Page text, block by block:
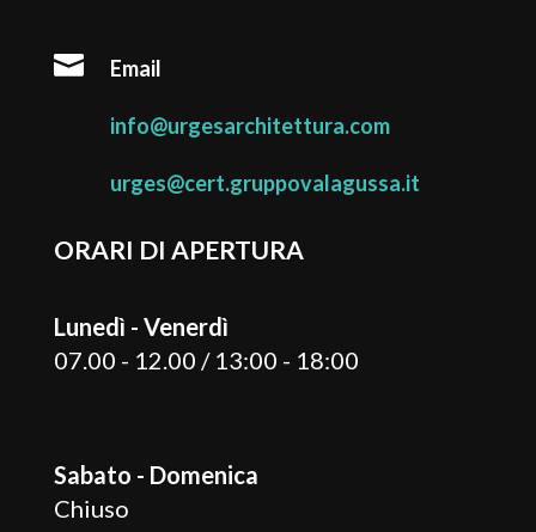
 Email
info@urgesarchitettura.com
urges@cert.gruppovalagussa.it
ORARI DI APERTURA
Lunedì - Venerdì
07.00 - 12.00 / 13:00 - 18:00
Sabato - Domenica
Chiuso